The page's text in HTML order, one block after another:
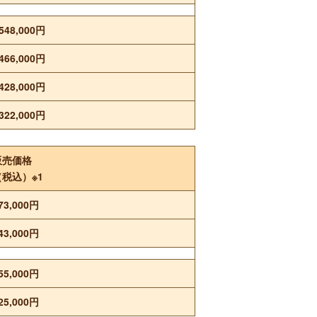
円
円
円
円
価格
税込）※1
円
円
円
円